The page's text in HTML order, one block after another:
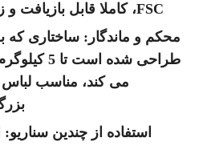
FSC، کاملا قابل بازیافت و زیست تجزیه
محکم و ماندگار: ساختاری
طراحی شده است
می کند، مناسب
استفاده از چندین سناریو: